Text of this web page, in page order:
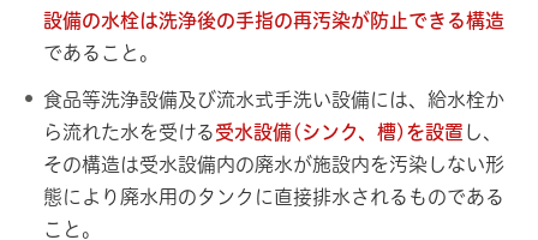
設備の水栓は洗浄後の手指の再汚染が防止できる構造
であること。
食品等洗浄設備及び流水式手洗い設備には、給水栓か
ら流れた水を受ける受水設備(シンク、槽)を設置 し、
その構造は受水設備内の廃水が施設内を汚染しない形
態により廃水用のタンクに直接排水されるものである
こと。